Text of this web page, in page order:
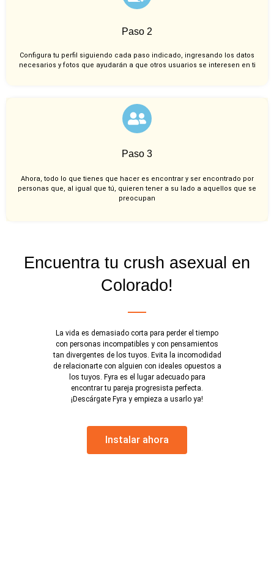
Paso 2
Configura tu perfil siguiendo cada paso indicado, ingresando los datos
necesarios y fotos que ayudarán a que otros usuarios se interesen en ti
Paso 3
Ahora, todo lo que tienes que hacer es encontrar y ser encontrado por
personas que, al igual que tú, quieren tener a su lado a aquellos que se
preocupan
Encuentra tu crush asexual en
Colorado!
La vida es demasiado corta para perder el tiempo
con personas incompatibles y con pensamientos
tan divergentes de los tuyos. Evita la incomodidad
de relacionarte con alguien con ideales opuestos a
los tuyos. Fyra es el lugar adecuado para
encontrar tu pareja progresista perfecta.
¡Descárgate Fyra y empieza a usarlo ya!
Instalar ahora